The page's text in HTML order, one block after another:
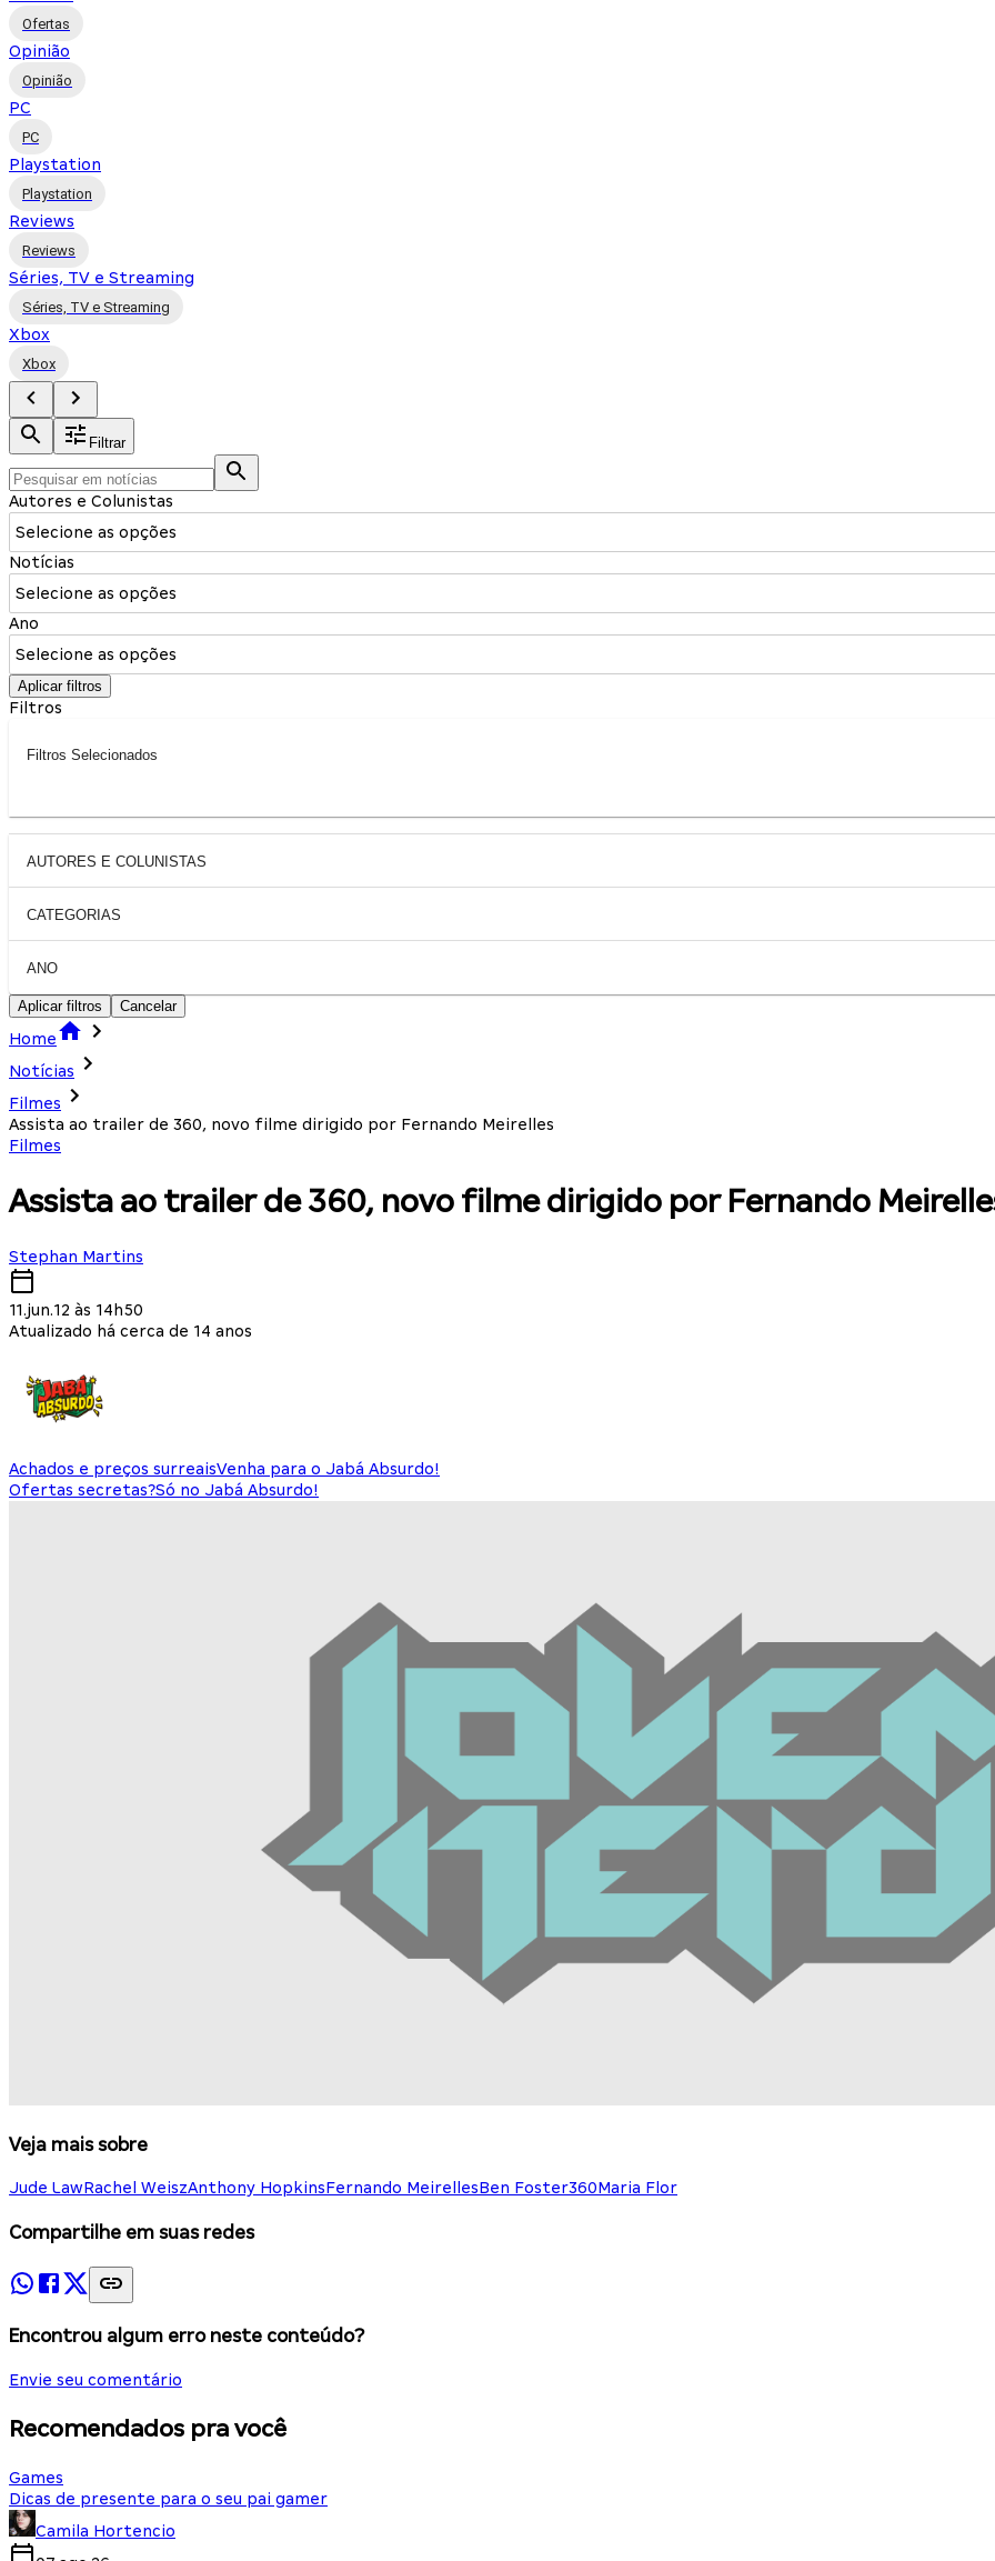
Ofertas
Opinião
Opinião
PC
PC
Playstation
Playstation
Reviews
Reviews
Séries, TV e Streaming
Séries, TV e Streaming
Xbox
Xbox
Filtrar
Autores e Colunistas
Selecione as opções
Notícias
Selecione as opções
Ano
Selecione as opções
Aplicar filtros
Filtros
Filtros Selecionados
AUTORES E COLUNISTAS
CATEGORIAS
ANO
Aplicar filtros Cancelar
Home
Notícias
Filmes
Assista ao trailer de 360, novo filme dirigido por Fernando Meirelles
Filmes
Assista ao trailer de 360, novo filme dirigido por Fernando
Stephan Martins
11.jun.12 às 14h50
Atualizado há cerca de 14 anos
Achados e preços surreaisVenha para o Jabá Absurdo!
Ofertas secretas?Só no Jabá Absurdo!
Veja mais sobre
Jude LawRachel WeiszAnthony HopkinsFernando MeirellesBen Foster360Maria Flor
Compartilhe em suas redes
Encontrou algum erro neste conteúdo?
Envie seu comentário
Recomendados pra você
Games
Dicas de presente para o seu pai gamer
Camila Hortencio